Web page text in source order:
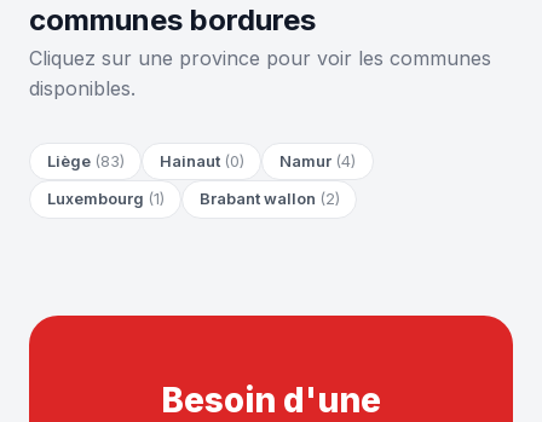
communes bordures
Cliquez sur une province pour voir les communes
disponibles.
Liège (83) Hainaut (0) Namur (4)
Luxembourg (1) Brabant wallon (2)
Besoin d'une